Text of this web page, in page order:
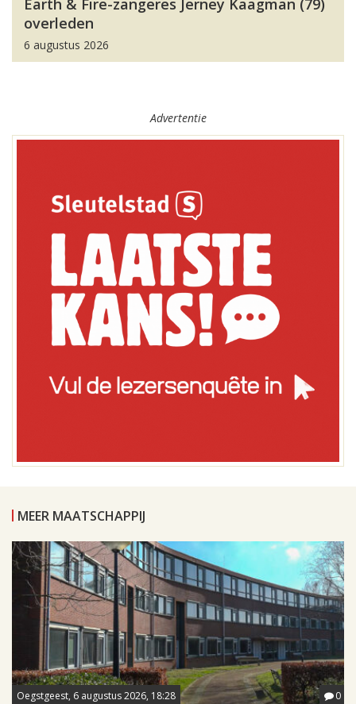
Earth & Fire-zangeres Jerney Kaagman (79)
overleden
6 augustus 2026
Advertentie
MEER MAATSCHAPPIJ
Oegstgeest, 6 augustus 2026, 18:28 0